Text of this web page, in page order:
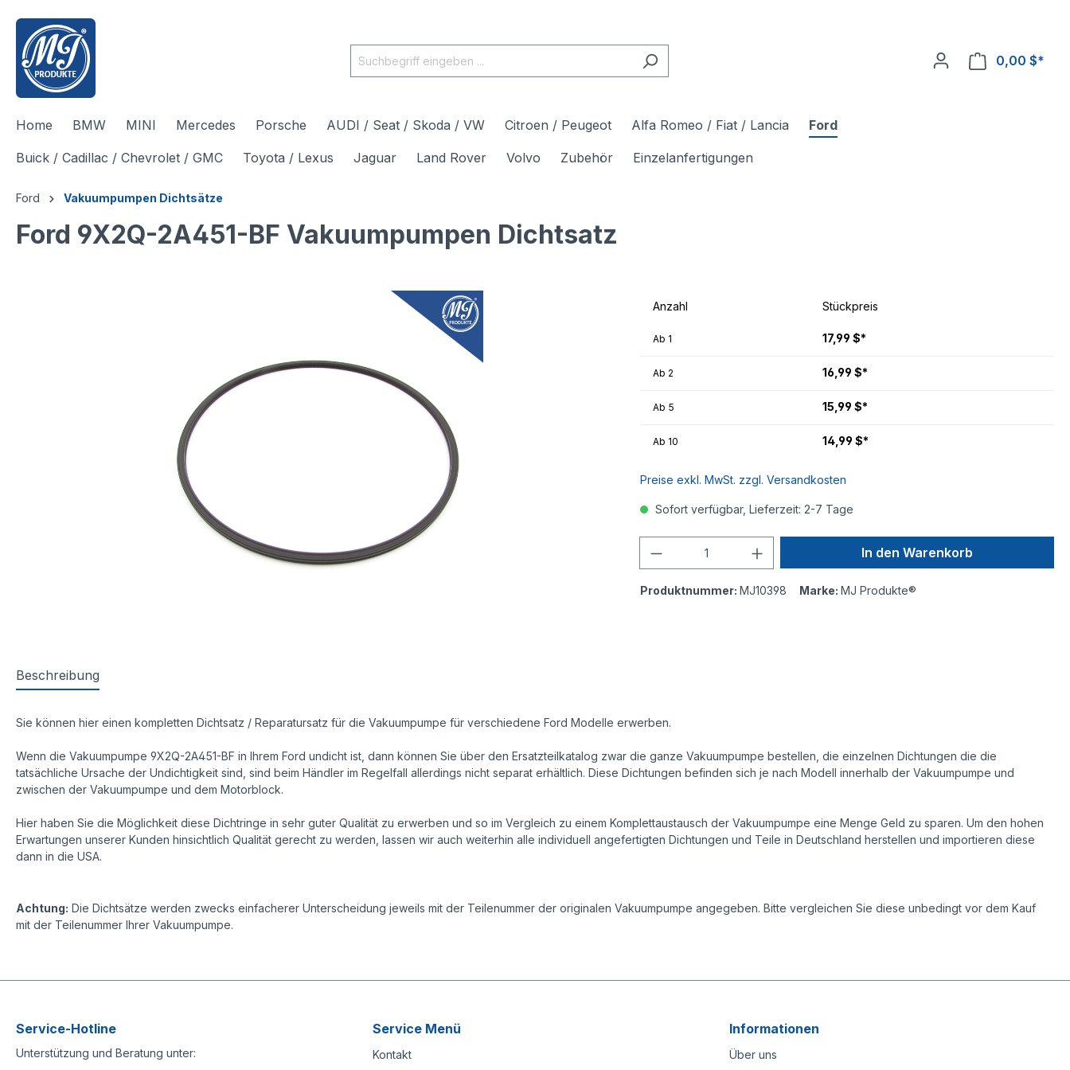
springen
0,00 $*
Home BMW MINI Mercedes Porsche AUDI / Seat / Skoda / VW Citroen / Peugeot Alfa Romeo / Fiat / Lancia Ford
Buick / Cadillac / Chevrolet / GMC Toyota / Lexus Jaguar Land Rover Volvo Zubehör Einzelanfertigungen
Ford Vakuumpumpen Dichtsätze
Ford 9X2Q-2A451-BF Vakuumpumpen Dichtsatz
Anzahl Stückpreis
Ab 1 17,99 $*
Ab 2 16,99 $*
Ab 5 15,99 $*
Ab 10 14,99 $*
Preise exkl. MwSt. zzgl. Versandkosten
Sofort verfügbar, Lieferzeit: 2-7 Tage
In den Warenkorb
Produktnummer: MJ10398 Marke: MJ Produkte®
Beschreibung
Sie können hier einen kompletten Dichtsatz / Reparatursatz für die Vakuumpumpe für verschiedene Ford Modelle erwerben.
Wenn die Vakuumpumpe 9X2Q-2A451-BF in Ihrem Ford undicht ist, dann können Sie über den Ersatzteilkatalog zwar die ganze Vakuumpumpe bestellen, die einzelnen Dichtungen die die
tatsächliche Ursache der Undichtigkeit sind, sind beim Händler im Regelfall allerdings nicht separat erhältlich. Diese Dichtungen befinden sich je nach Modell innerhalb der Vakuumpumpe und
zwischen der Vakuumpumpe und dem Motorblock.
Hier haben Sie die Möglichkeit diese Dichtringe in sehr guter Qualität zu erwerben und so im Vergleich zu einem Komplettaustausch der Vakuumpumpe eine Menge Geld zu sparen. Um den hohen
Erwartungen unserer Kunden hinsichtlich Qualität gerecht zu werden, lassen wir auch weiterhin alle individuell angefertigten Dichtungen und Teile in Deutschland herstellen und importieren diese
dann in die USA.
Achtung: Die Dichtsätze werden zwecks einfacherer Unterscheidung jeweils mit der Teilenummer der originalen Vakuumpumpe angegeben. Bitte vergleichen Sie diese unbedingt vor dem Kauf
mit der Teilenummer Ihrer Vakuumpumpe.
Service-Hotline
Unterstützung und Beratung unter:
Service Menü
Kontakt
Informationen
Über uns